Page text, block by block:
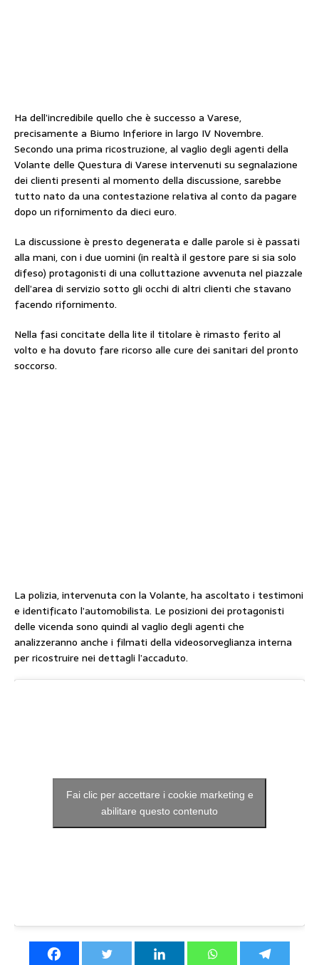
Ha dell’incredibile quello che è successo a Varese,
precisamente a Biumo Inferiore in largo IV Novembre.
Secondo una prima ricostruzione, al vaglio degli agenti della
Volante delle Questura di Varese intervenuti su segnalazione
dei clienti presenti al momento della discussione, sarebbe
tutto nato da una contestazione relativa al conto da pagare
dopo un rifornimento da dieci euro.
La discussione è presto degenerata e dalle parole si è passati
alla mani, con i due uomini (in realtà il gestore pare si sia solo
difeso) protagonisti di una colluttazione avvenuta nel piazzale
dell’area di servizio sotto gli occhi di altri clienti che stavano
facendo rifornimento.
Nella fasi concitate della lite il titolare è rimasto ferito al
volto e ha dovuto fare ricorso alle cure dei sanitari del pronto
soccorso.
La polizia, intervenuta con la Volante, ha ascoltato i testimoni
e identificato l’automobilista. Le posizioni dei protagonisti
delle vicenda sono quindi al vaglio degli agenti che
analizzeranno anche i filmati della videosorveglianza interna
per ricostruire nei dettagli l’accaduto.
Fai clic per accettare i cookie marketing e
abilitare questo contenuto